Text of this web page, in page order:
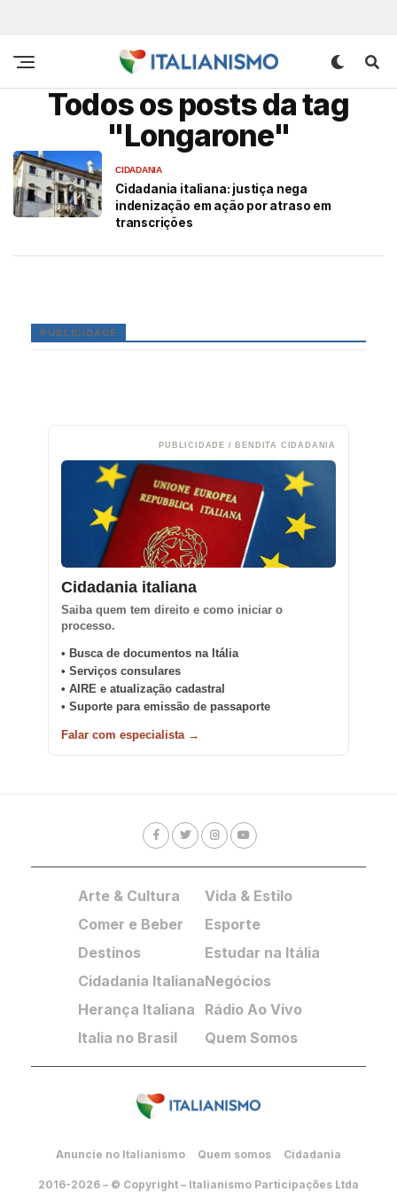
Todos os posts da tag
"Longarone"
CIDADANIA
Cidadania italiana: justiça nega
indenização em ação por atraso em
transcrições
PUBLICIDADE
PUBLICIDADE / BENDITA CIDADANIA
Cidadania italiana
Saiba quem tem direito e como iniciar o
processo.
• Busca de documentos na Itália
• Serviços consulares
• AIRE e atualização cadastral
• Suporte para emissão de passaporte
Falar com especialista →
Arte & Cultura
Comer e Beber
Destinos
Cidadania Italiana
Herança Italiana
Italia no Brasil
Vida & Estilo
Esporte
Estudar na Itália
Negócios
Rádio Ao Vivo
Quem Somos
Anuncie no Italianismo Quem somos Cidadania
2016-2026 – © Copyright – Italianismo Participações Ltda